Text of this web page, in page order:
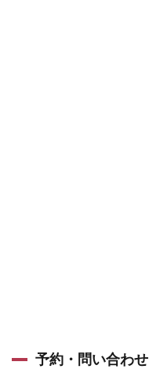
予約・問い合わせ